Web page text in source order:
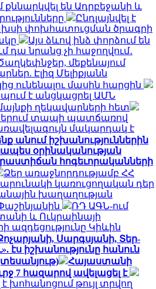
քննարկվել են Ադրբեջանի և
Ընդլայնվել է
փոխհատուցման ծրագրի
Այս ձևով ինձ փորձում են
դա նրանց չի հաջողվում․
մեքենայում
Էլիզ Մելիքյանն
ունենալու մասին հարցին
է անցկացրել ԱՄՆ
ղեկավարների հետ
տապի պատճառով
մակարդակ է
անում իշխանություններին
օրինականության
հոգեւորականների
Ձեր առաջնորդությամբ ՀՀ
կառուցողական դեր
խաղաղության
ՌԴ ԱԳՆ-ում
և Ուկրաինայի
ազդեցությունը Կիևին
Սարգսյանի, Տեր-
էս իշխանությունը հանուն
Հայաստանի
7 հազարով ավելացել է
խոհանոցում թույլ տրվող